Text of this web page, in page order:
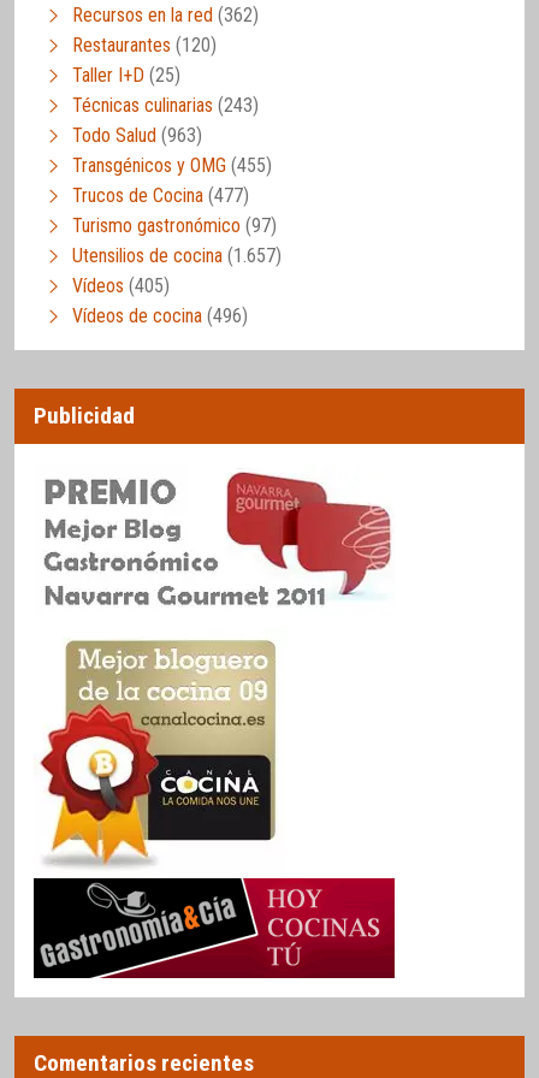
Recursos en la red (362)
Restaurantes (120)
Taller I+D (25)
Técnicas culinarias (243)
Todo Salud (963)
Transgénicos y OMG (455)
Trucos de Cocina (477)
Turismo gastronómico (97)
Utensilios de cocina (1.657)
Vídeos (405)
Vídeos de cocina (496)
Publicidad
Comentarios recientes